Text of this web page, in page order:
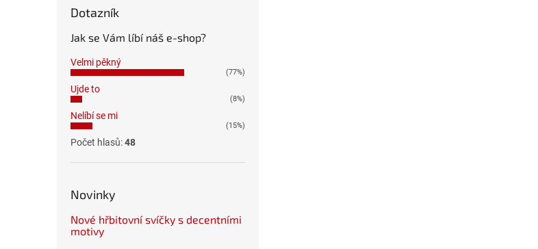
Dotazník
Jak se Vám líbí náš e-shop?
Velmi pěkný
(77%)
Ujde to
(8%)
Nelíbí se mi
(15%)
Počet hlasů:48
Novinky
Nové hřbitovní svíčky s decentními
motivy